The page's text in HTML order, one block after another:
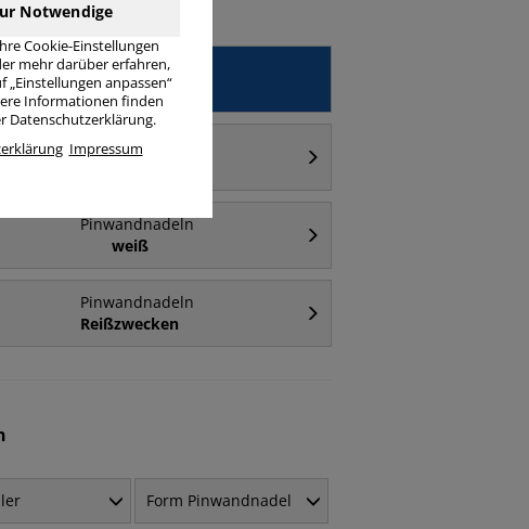
Pinwandnadeln
Rundkopf
Pinwandnadeln
Pinwandnadeln
weiß
Pinwandnadeln
Reißzwecken
Form Pinwandnadel
Notwendige
Cookie-Einstellungen
mehr darüber erfahren,
„Einstellungen anpassen“
Informationen finden
Datenschutzerklärung.
Impressum